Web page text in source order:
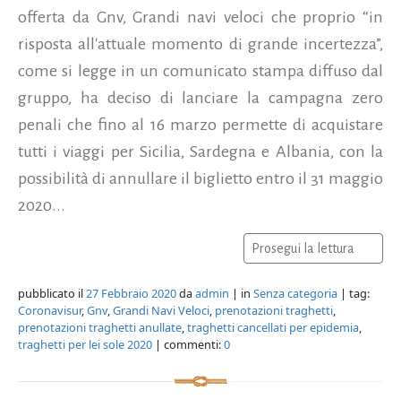
offerta da Gnv, Grandi navi veloci che proprio “in
risposta all'attuale momento di grande incertezza”,
come si legge in un comunicato stampa diffuso dal
gruppo, ha deciso di lanciare la campagna zero
penali che fino al 16 marzo permette di acquistare
tutti i viaggi per Sicilia, Sardegna e Albania, con la
possibilità di annullare il biglietto entro il 31 maggio
2020...
Prosegui la lettura
pubblicato il27 Febbraio 2020daadmin | in Senza categoria | tag:
Coronavisur,Gnv,Grandi Navi Veloci, prenotazioni traghetti,
prenotazioni traghetti anullate,traghetti cancellati per epidemia,
traghetti per lei sole 2020 | commenti:0